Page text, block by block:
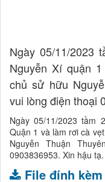
Ngày 05/11/2023
Nguyễn Xí quận
chủ sử hữu
vui lòng điện thoại
Ngày 05/11/2023 tầm
Quận 1 và làm rơi cà
Nguyễn Thuận
0903836953. Xin hậu tạ.
File đính kèm